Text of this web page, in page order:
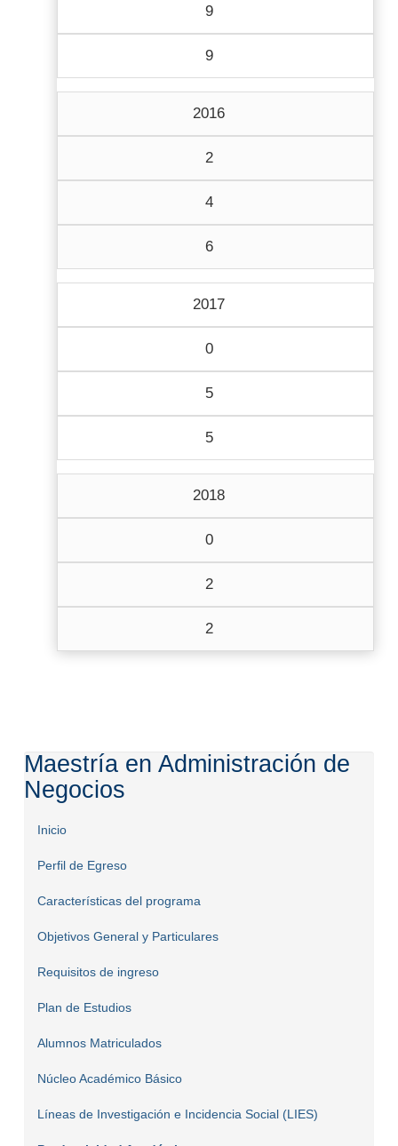
9
9
2016
2
4
6
2017
0
5
5
2018
0
2
2
Maestría en Administración de
Negocios
Inicio
Perfil de Egreso
Características del programa
Objetivos General y Particulares
Requisitos de ingreso
Plan de Estudios
Alumnos Matriculados
Núcleo Académico Básico
Líneas de Investigación e Incidencia Social (LIES)